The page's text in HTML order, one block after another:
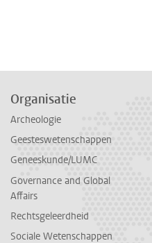
Organisatie
Archeologie
Geesteswetenschappen
Geneeskunde/LUMC
Governance and Global
Affairs
Rechtsgeleerdheid
Sociale Wetenschappen